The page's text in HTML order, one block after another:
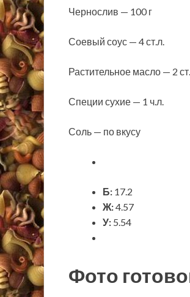
Чернослив — 100 г
Соевый соус — 4 ст.л.
Растительное масло — 2
Специи сухие — 1 ч.л.
Соль — по вкусу
Б: 17.2
Ж:4.57
У: 5.54
Фото